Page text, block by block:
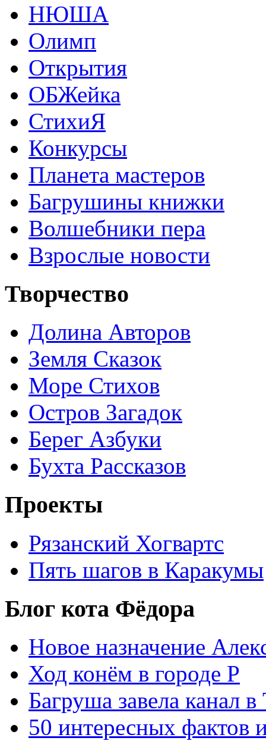
НЮША
Олимп
Открытия
ОБЖейка
СтихиЯ
Конкурсы
Планета мастеров
Багрушины книжки
Волшебники пера
Взрослые новости
Творчество
Долина Авторов
Земля Сказок
Море Стихов
Остров Загадок
Берег Азбуки
Бухта Рассказов
Проекты
Рязанский Хогвартс
Пять шагов в Каракумы
Блог кота Фёдора
Новое назначение
Ход конём в городе Р
Багруша завела канал в
50 интересных фактов